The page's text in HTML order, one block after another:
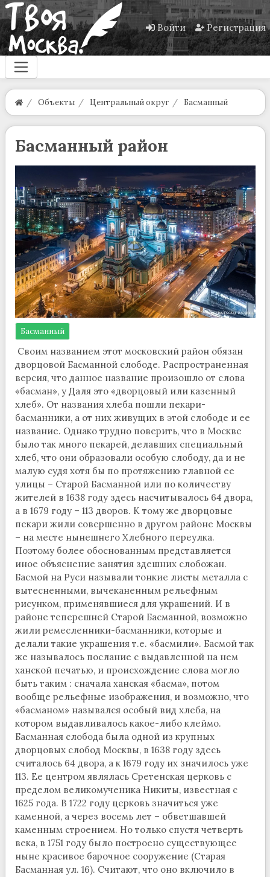
Войти Регистрация
Объекты Центральный округ Басманный
Басманный район
Басманный
Своим названием этот московский район обязан
дворцовой Басманной слободе. Распространенная
версия, что данное название произошло от слова
«басман», у Даля это «дворцовый или казенный
хлеб». От названия хлеба пошли пекари-
басманники, а от них живущих в этой слободе и ее
название. Однако трудно поверить, что в Москве
было так много пекарей, делавших специальный
хлеб, что они образовали особую слободу, да и не
малую судя хотя бы по протяжению главной ее
улицы – Старой Басманной или по количеству
жителей в 1638 году здесь насчитывалось 64 двора,
а в 1679 году – 113 дворов. К тому же дворцовые
пекари жили совершенно в другом районе Москвы
– на месте нынешнего Хлебного переулка.
Поэтому более обоснованным представляется
иное объяснение занятия здешних слобожан.
Басмой на Руси называли тонкие листы металла с
вытесненными, вычеканенным рельефным
рисунком, применявшиеся для украшений. И в
районе теперешней Старой Басманной, возможно
жили ремесленники-басманники, которые и
делали такие украшения т.е. «басмили». Басмой так
же называлось послание с выдавленной на нем
ханской печатью, и происхождение слова могло
быть таким : сначала ханская «басма», потом
вообще рельефные изображения, и возможно, что
«басманом» назывался особый вид хлеба, на
котором выдавливалось какое-либо клеймо.
Басманная слобода была одной из крупных
дворцовых слобод Москвы, в 1638 году здесь
считалось 64 двора, а к 1679 году их значилось уже
113. Ее центром являлась Сретенская церковь с
пределом великомученика Никиты, известная с
1625 года. В 1722 году церковь значиться уже
каменной, а через восемь лет – обветшавшей
каменным строением. Но только спустя четверть
века, в 1751 году было построено существующее
ныне красивое барочное сооружение (Старая
Басманная ул. 16). Считают, что оно включило в